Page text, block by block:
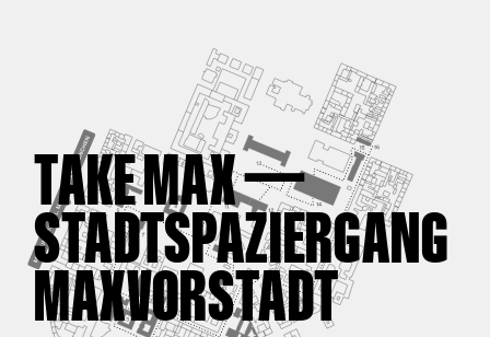
TAKE MAX—
STADTSPAZIERGANG
MAXVORSTADT